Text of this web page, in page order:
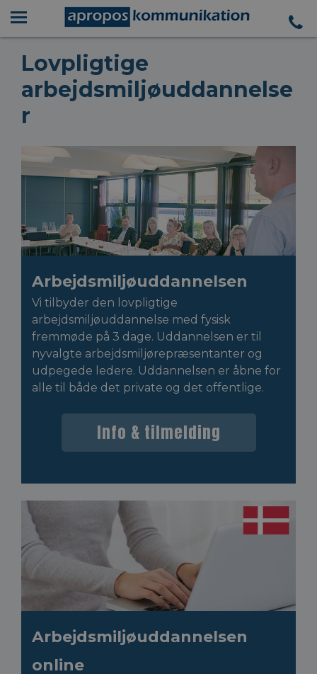
Lovpligtige
arbejdsmiljøuddannelse
r
Arbejdsmiljøuddannelsen
Vi tilbyder den lovpligtige
arbejdsmiljøuddannelse med fysisk
fremmøde på 3 dage. Uddannelsen er til
nyvalgte arbejdsmiljørepræsentanter og
udpegede ledere. Uddannelsen er åbne for
alle til både det private og det offentlige.
Info & tilmelding
Arbejdsmiljøuddannelsen
online